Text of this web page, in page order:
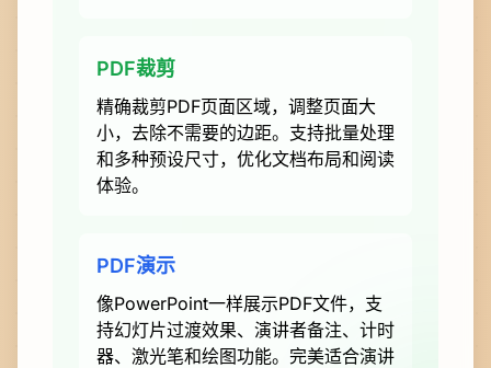
PDF裁剪
精确裁剪PDF页面区域，调整页面大
小，去除不需要的边距。支持批量处理
和多种预设尺寸，优化文档布局和阅读
体验。
PDF演示
像PowerPoint一样展示PDF文件，支
持幻灯片过渡效果、演讲者备注、计时
器、激光笔和绘图功能。完美适合演讲